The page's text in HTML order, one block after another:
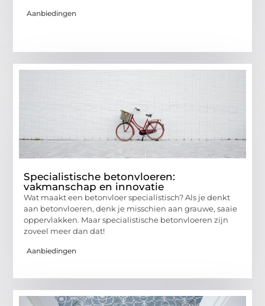
Aanbiedingen
Specialistische betonvloeren:
vakmanschap en innovatie
Wat maakt een betonvloer specialistisch? Als je denkt
aan betonvloeren, denk je misschien aan grauwe, saaie
oppervlakken. Maar specialistische betonvloeren zijn
zoveel meer dan dat!
Aanbiedingen